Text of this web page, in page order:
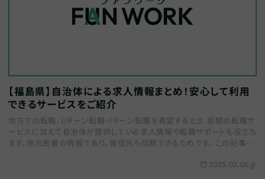
【福島県】自治体による求人情報まとめ！安心して利用
できるサービスをご紹介
地方での転職、Uターン転職・Iターン転職を希望するとき、民間の転職サ
ービスに加えて自治体が提供している求人情報や転職サポートも役立ち
ます。地元密着の情報であり、発信元も信頼できるためです。 この記事で
2025.02.06